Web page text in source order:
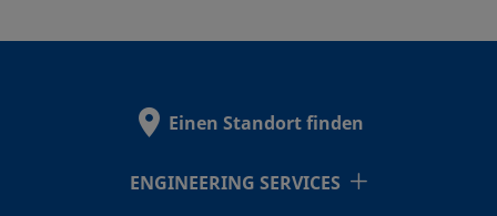
Einen Standort finden
ENGINEERING SERVICES